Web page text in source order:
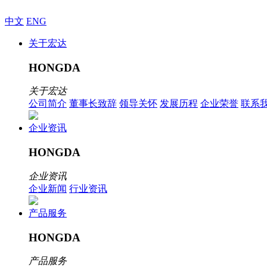
中文 ENG
关于宏达
HONGDA
关于宏达
公司简介 董事长致辞 领导关怀 发展历程 企业荣誉 联系
企业资讯
HONGDA
企业资讯
企业新闻 行业资讯
产品服务
HONGDA
产品服务